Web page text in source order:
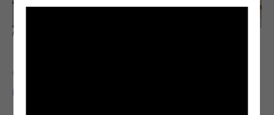
Quan sát & Học hỏi
GIÁO VIÊN
Kim Reis